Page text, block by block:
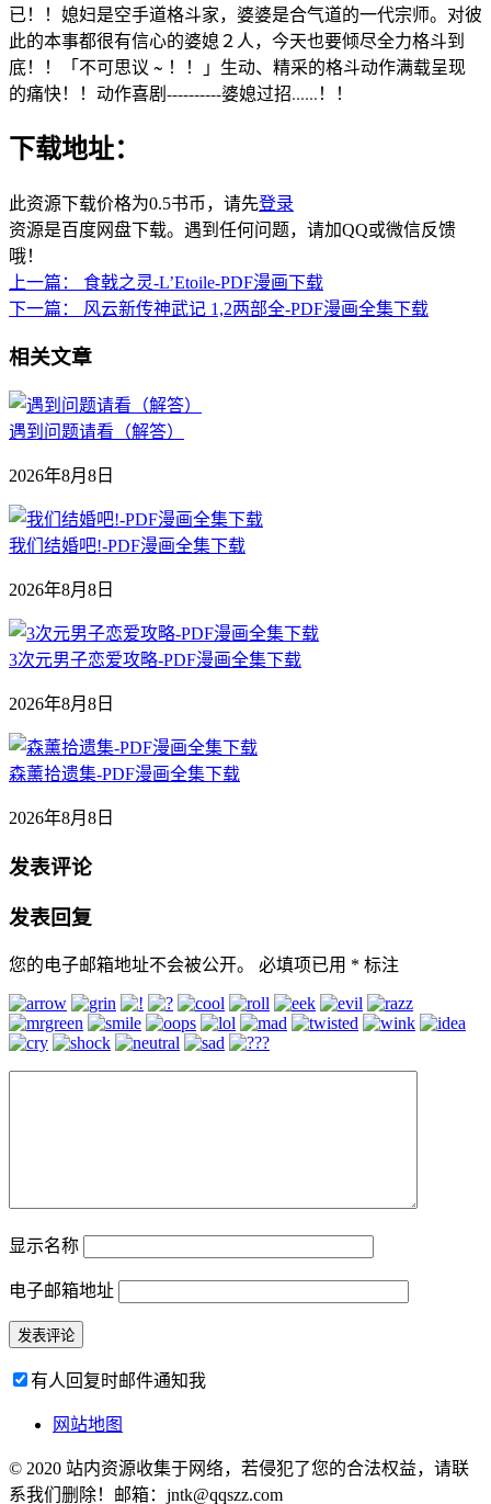
已！！媳妇是空手道格斗家，婆婆是合气道的一代宗师。对彼
此的本事都很有信心的婆媳２人，今天也要倾尽全力格斗到
底！！「不可思议 ~ ！！」生动、精采的格斗动作满载呈现
的痛快！！动作喜剧----------婆媳过招......！！
下载地址：
此资源下载价格为0.5书币，请先登录
资源是百度网盘下载。遇到任何问题，请加QQ或微信反馈
哦！
上一篇：
食戟之灵-L’Etoile-PDF漫画下载
下一篇：
风云新传神武记 1,2两部全-PDF漫画全集下载
相关文章
遇到问题请看（解答）
2026年8月8日
我们结婚吧!-PDF漫画全集下载
2026年8月8日
3次元男子恋爱攻略-PDF漫画全集下载
2026年8月8日
森薰拾遗集-PDF漫画全集下载
2026年8月8日
发表评论
发表回复
您的电子邮箱地址不会被公开。 必填项已用 * 标注
显示名称
电子邮箱地址
有人回复时邮件通知我
网站地图
© 2020 站内资源收集于网络，若侵犯了您的合法权益，请联
系我们删除！邮箱：jntk@qqszz.com